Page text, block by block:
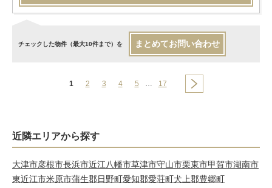
チェックした物件（最大10件まで）を まとめてお問い合わせ
1 2 3 4 5 … 17
近隣エリアから探す
大津市彦根市長浜市近江八幡市草津市守山市栗東市甲賀市湖南市
東近江市米原市蒲生郡日野町愛知郡愛荘町犬上郡豊郷町